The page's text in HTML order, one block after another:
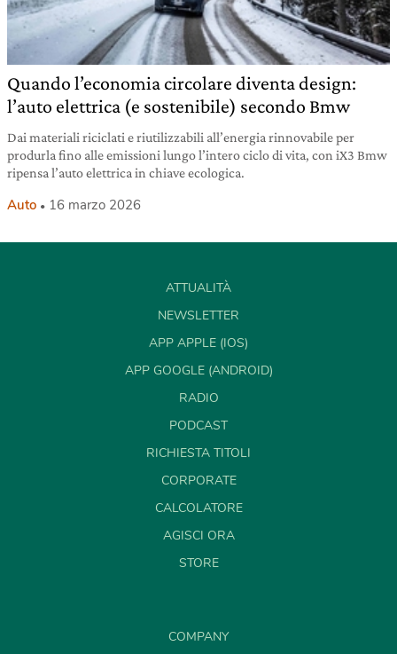
Quando l’economia circolare diventa design:
l’auto elettrica (e sostenibile) secondo Bmw
Dai materiali riciclati e riutilizzabili all’energia rinnovabile per
produrla fino alle emissioni lungo l’intero ciclo di vita, con iX3 Bmw
ripensa l’auto elettrica in chiave ecologica.
Auto 16 marzo 2026
ATTUALITÀ
NEWSLETTER
APP APPLE (IOS)
APP GOOGLE (ANDROID)
RADIO
PODCAST
RICHIESTA TITOLI
CORPORATE
CALCOLATORE
AGISCI ORA
STORE
COMPANY